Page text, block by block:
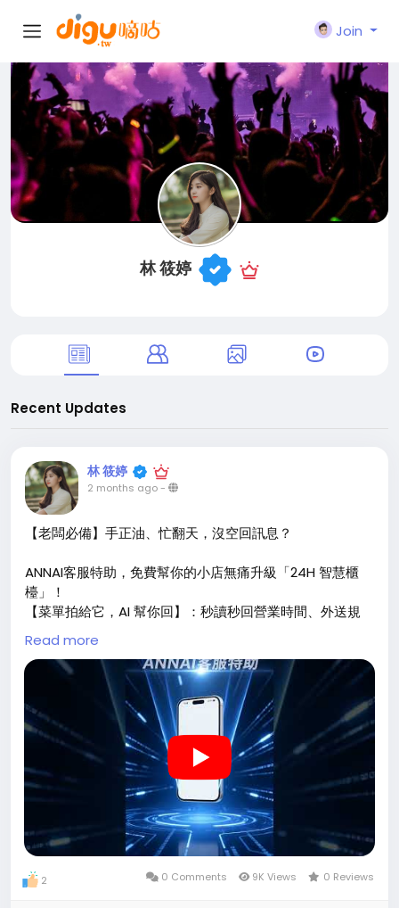
Join
林 筱婷
Recent Updates
林 筱婷
2 months ago-
【老闆必備】手正油、忙翻天，沒空回訊息？
ANNAI客服特助，免費幫你的小店無痛升級「24H 智慧櫃
檯」！
【菜單拍給它，AI 幫你回】：秒讀秒回營業時間、外送規
則，人在廚房忙，它在前端幫你留客。
免費，先用用看再說： 立即免費開始體驗
https://annai.cc/
https://youtube.com/shorts/EIDoQt4yWXM?
feature=share
Read more
2 0 Comments 9K Views 0 Reviews